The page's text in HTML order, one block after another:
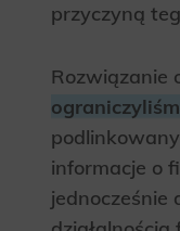
przyczyną
Rozwiązanie
informacje o
jednocześnie